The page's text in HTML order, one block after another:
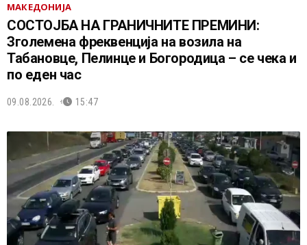
МАКЕДОНИЈА
СОСТОЈБА НА ГРАНИЧНИТЕ ПРЕМИНИ:
Зголемена фреквенција на возила на
Табановце, Пелинце и Богородица – се чека и
по еден час
09.08.2026. 15:47